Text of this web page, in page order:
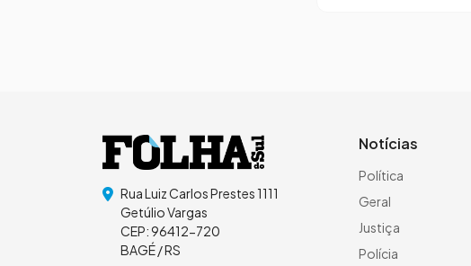
Rua Luiz Carlos Prestes 1111
Getúlio Vargas
CEP: 96412-720
BAGÉ / RS
Notícias
Política
Geral
Justiça
Polícia